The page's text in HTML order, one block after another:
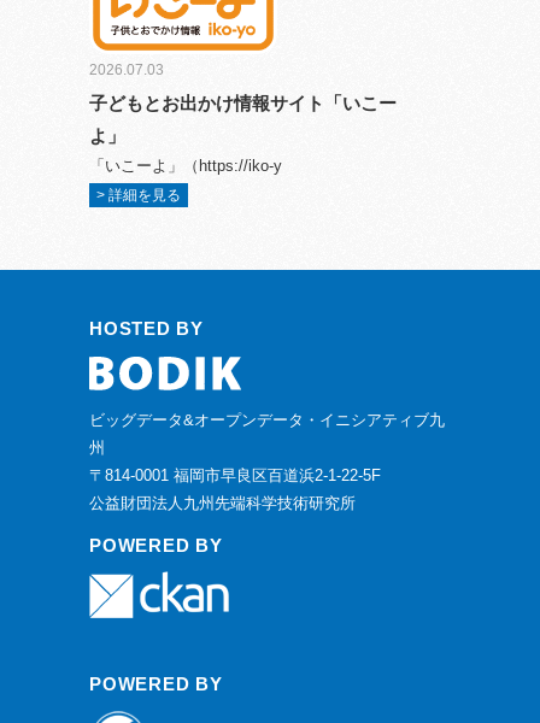
2026.07.03
子どもとお出かけ情報サイト「いこー
よ」
「いこーよ」（https://iko-y
> 詳細を見る
HOSTED BY
ビッグデータ&オープンデータ・イニシアティブ九
州
〒814-0001 福岡市早良区百道浜2-1-22-5F
公益財団法人九州先端科学技術研究所
POWERED BY
POWERED BY